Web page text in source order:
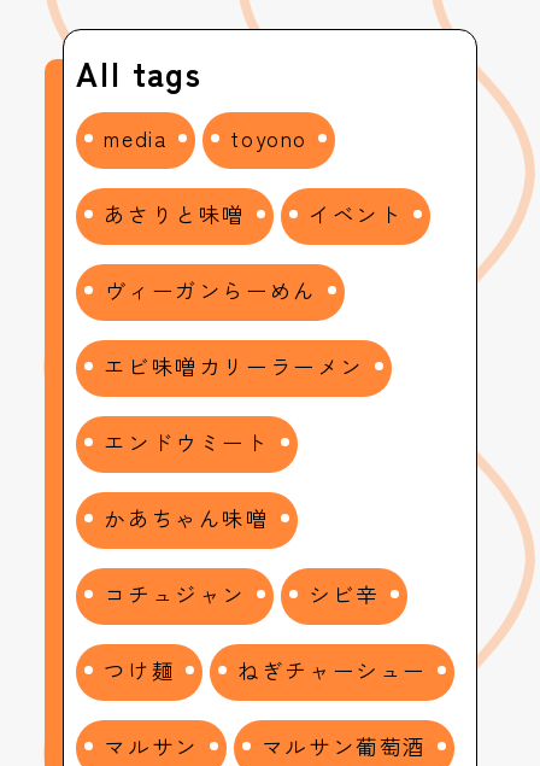
All tags
media toyono
あさりと味噌 イベント
ヴィーガンらーめん
エビ味噌カリーラーメン
エンドウミート
かあちゃん味噌
コチュジャン シビ辛
つけ麺 ねぎチャーシュー
マルサン マルサン葡萄酒